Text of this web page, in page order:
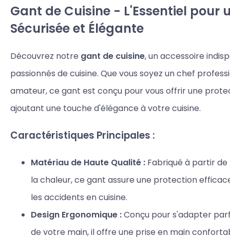
Gant de Cuisine - L'Essentiel pour
Sécurisée et Élégante
Découvrez notre gant de cuisine, un accessoire
passionnés de cuisine. Que vous soyez un chef
amateur, ce gant est conçu pour vous offrir une
ajoutant une touche d'élégance à votre cuisine.
Caractéristiques Principales :
Matériau de Haute Qualité : Fabriqué à partir
la chaleur, ce gant assure une protection
les accidents en cuisine.
Design Ergonomique :Conçu pour s'adapter
de votre main, il offre une prise en main